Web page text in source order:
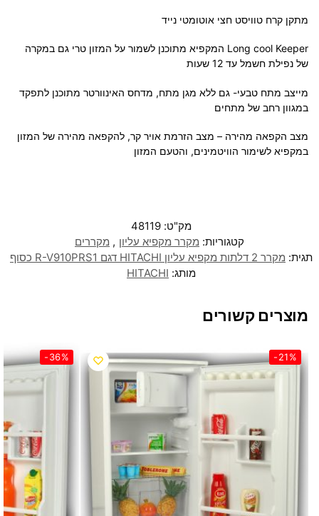
מתקן קרח טוויסט חצי אוטומטי נייד
Long cool Keeper המקפיא מתוכנן לשמור על המזון טרי גם במקרה
של נפילת חשמל עד 12 שעות
מייצב מתח טבעי- גם ללא מגן מתח, מדחס האינוורטר מתוכנן לתפקד
במגוון רחב של מתחים
מצב הקפאה מהירה – מצב הזרמת אויר קר, להקפאה מהירה של המזון
במקפיא לשימור הוויטמינים, והטעם המזון
מק"ט: 48119
קטגוריות: מקרר מקפיא עליון , מקררים
תגית: מקרר 2 דלתות מקפיא עליון HITACHI דגם R-V910PRS1 כסוף
מותג: HITACHI
מוצרים קשורים
-21%
-36%